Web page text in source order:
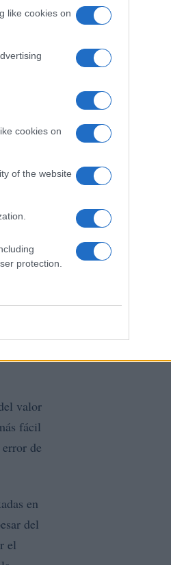
like cookies on
cookies on
of the website
protection.
la
y trata
valor
fácil
de
en
del
el